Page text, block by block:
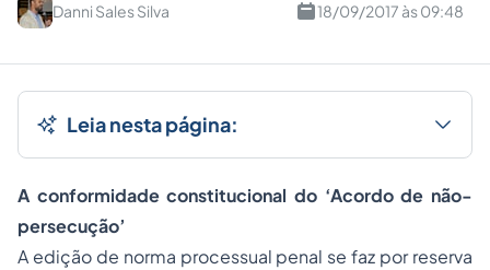
Danni Sales Silva 18/09/2017 às 09:48
Leia nesta página:
A conformidade constitucional do ‘Acordo de não-
persecução’
A edição de norma processual penal se faz por reserva